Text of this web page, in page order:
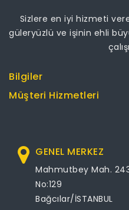
Sizlere en iyi hizmeti
güleryüzlü ve işinin ehli
Bilgiler
Müşteri Hizmetleri
GENEL MERKEZ
Mahmutbey Mah.
No:129
Bağcılar/İSTANBUL